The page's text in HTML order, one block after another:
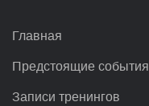
Главная
Предстоящие события
Записи тренингов